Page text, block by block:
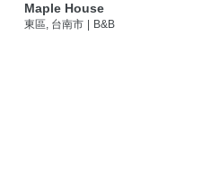
Maple House
東區, 台南市 | B&B